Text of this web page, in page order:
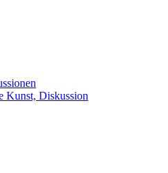
Kunst, Diskussion